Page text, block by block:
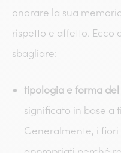
onorare la sua
rispetto e affetto. Ecco
sbagliare:
tipologia e forma
significato in base a
Generalmente, i